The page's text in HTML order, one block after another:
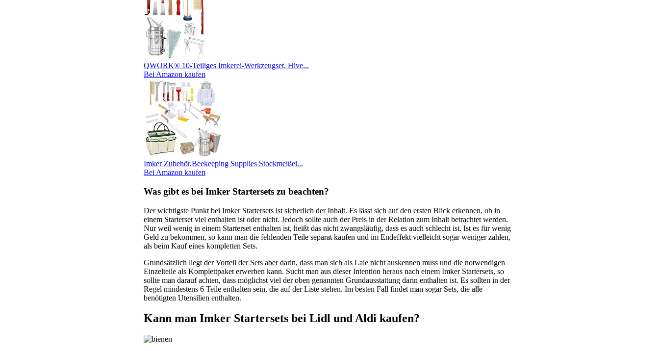
QWORK® 10-Teiliges Imkerei-Werkzeugset, Hive...
Bei Amazon kaufen
Imker Zubehör,Beekeeping Supplies Stockmeißel...
Bei Amazon kaufen
Was gibt es bei Imker Startersets zu beachten?
Der wichtigste Punkt bei Imker Startersets ist sicherlich der Inhalt. Es lässt sich auf den ersten Blick erkennen, ob in
einem Starterset viel enthalten ist oder nicht. Jedoch sollte auch der Preis in der Relation zum Inhalt betrachtet werden.
Nur weil wenig in einem Starterset enthalten ist, heißt das nicht zwangsläufig, dass es auch schlecht ist. Ist es für wenig
Geld zu bekommen, so kann man die fehlenden Teile separat kaufen und im Endeffekt vielleicht sogar weniger zahlen,
als beim Kauf eines kompletten Sets.
Grundsätzlich liegt der Vorteil der Sets aber darin, dass man sich als Laie nicht auskennen muss und die notwendigen
Einzelteile als Komplettpaket erwerben kann. Sucht man aus dieser Intention heraus nach einem Imker Startersets, so
sollte man darauf achten, dass möglichst viel der oben genannten Grundausstattung darin enthalten ist. Es sollten in der
Regel mindestens 6 Teile enthalten sein, die auf der Liste stehen. Im besten Fall findet man sogar Sets, die alle
benötigten Utensilien enthalten.
Kann man Imker Startersets bei Lidl und Aldi kaufen?